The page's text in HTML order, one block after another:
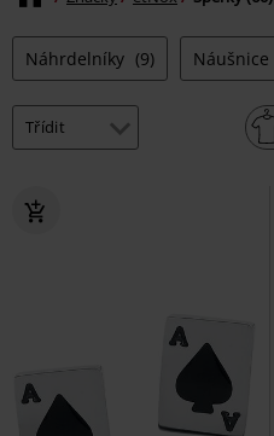
Náhrdelníky (9) Náušnice